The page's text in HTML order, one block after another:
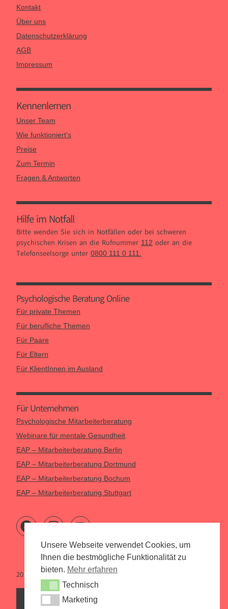
Kontakt
Über uns
Datenschutzerklärung
AGB
Impressum
Kennen­lernen
Unser Team
Wie funktioniert’s
Preise
Zum Termin
Fragen & Antworten
Hilfe im Notfall
Bitte wenden Sie sich in Notfällen oder bei schweren
psychischen Krisen an die Rufnummer 112 oder an die
Telefonseelsorge unter 0800 111 0 111 .
Psychologische Beratung Online
Für private Themen
Für berufliche Themen
Für Paare
Für Eltern
Für KlientInnen im Ausland
Für Unternehmen
Psychologische Mitarbeiterberatung
Webinare für mentale Gesundheit
EAP – Mitarbeiterberatung Berlin
EAP – Mitarbeiterberatung Dortmund
EAP – Mitarbeiterberatung Bochum
EAP – Mitarbeiterberatung Stuttgart
2015 – 2026 Psychologen Online
Unsere Webseite verwendet Cookies, um
Ihnen die bestmögliche Funktionalität zu
bieten. Mehr erfahren
TechnischTechnisch
MarketingMarketing